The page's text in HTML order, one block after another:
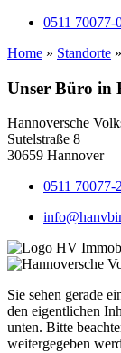
0511 70077-
Home » Standorte »
Unser Büro in
Hannoversche
Sutelstraße 8
30659 Hannover
0511 70077-
Sie sehen gerade
den eigentlichen
unten. Bitte
weitergegeben